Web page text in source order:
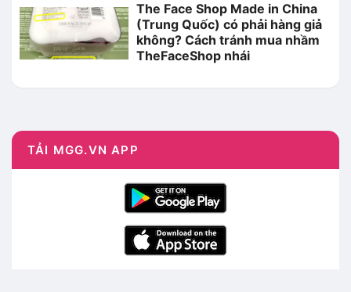
The Face Shop Made in China
(Trung Quốc) có phải hàng giả
không? Cách tránh mua nhầm
TheFaceShop nhái
TẢI MGG.VN APP